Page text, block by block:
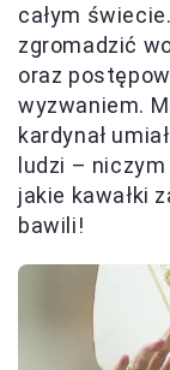
całym
zgromadzić
oraz
wyzwaniem.
kardynał
ludzi – niczym
jakie kawałki
bawili!